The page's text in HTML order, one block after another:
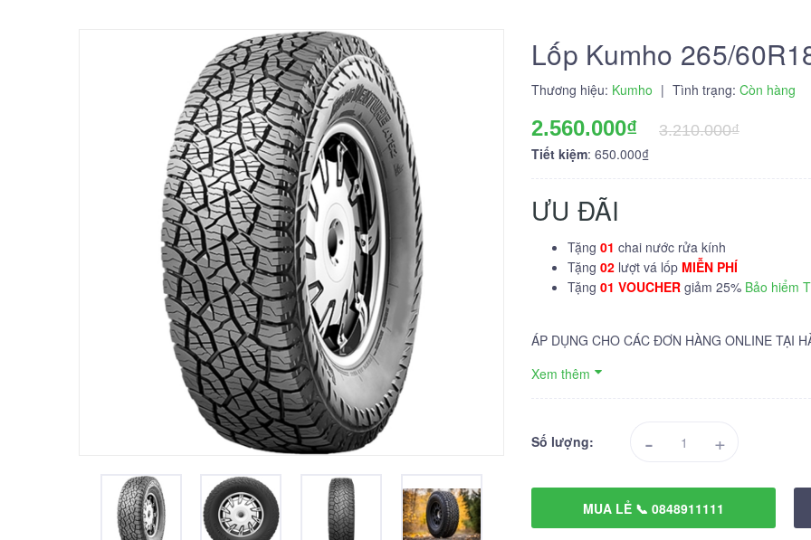
Lốp Kumho 265/
Thương hiệu: Kumho | Tình trạng: Còn hàng
2.560.000₫
3.210.000₫
Tiết kiệm: 650.000₫
ƯU ĐÃI
Tặng 01 chai nước rửa kính
Tặng 02 lượt vá lốp MIỄN PHÍ
Tặng 01 VOUCHER giảm 25% Bảo hiểm
ÁP DỤNG CHO CÁC ĐƠN HÀNG ONLINE TẠI
Xem thêm
Số lượng: - +
MUA LẺ 📞 0848911111